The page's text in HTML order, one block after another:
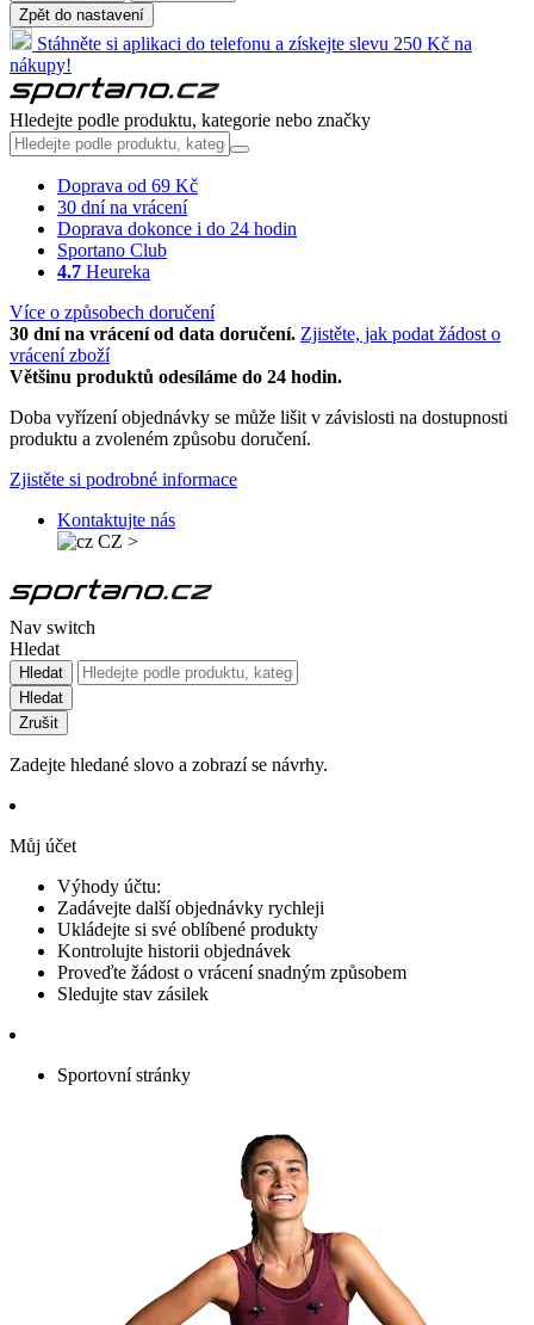
Zpět do nastavení
Stáhněte si aplikaci do telefonu a získejte slevu 250 Kč na
nákupy!
Hledejte podle produktu, kategorie nebo značky
Doprava od 69 Kč
30 dní na vrácení
Doprava dokonce i do 24 hodin
Sportano Club
4.7 Heureka
Více o způsobech doručení
30 dní na vrácení od data doručení. Zjistěte, jak podat žádost o
vrácení zboží
Většinu produktů odesíláme do 24 hodin.
Doba vyřízení objednávky se může lišit v závislosti na dostupnosti
produktu a zvoleném způsobu doručení.
Zjistěte si podrobné informace
Kontaktujte nás
CZ >
Nav switch
Hledat
Hledat
Hledat
Zrušit
Zadejte hledané slovo a zobrazí se návrhy.
Můj účet
Výhody účtu:
Zadávejte další objednávky rychleji
Ukládejte si své oblíbené produkty
Kontrolujte historii objednávek
Proveďte žádost o vrácení snadným způsobem
Sledujte stav zásilek
Sportovní stránky